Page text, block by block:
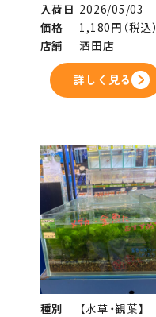
入荷日 2026/05/03
価格
1,180円（税込）
店舗
酒田店
詳しく見る
種別
【水草・観葉】